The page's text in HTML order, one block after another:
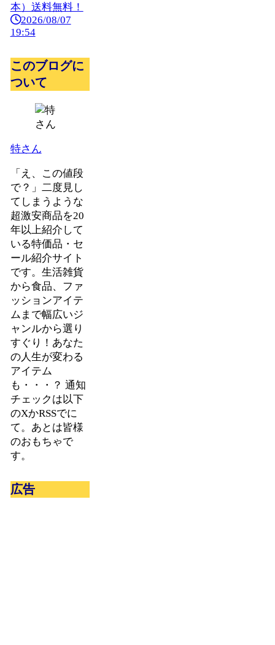
本）送料無料！
2026/08/07
19:54
このブログに
ついて
特さん
「え、この値段
で？」二度見し
てしまうような
超激安商品を20
年以上紹介して
いる特価品・セ
ール紹介サイト
です。生活雑貨
から食品、ファ
ッションアイテ
ムまで幅広いジ
ャンルから選り
すぐり！あなた
の人生が変わる
アイテム
も・・・？ 通知
チェックは以下
のXかRSSでに
て。あとは皆様
のおもちゃで
す。
広告